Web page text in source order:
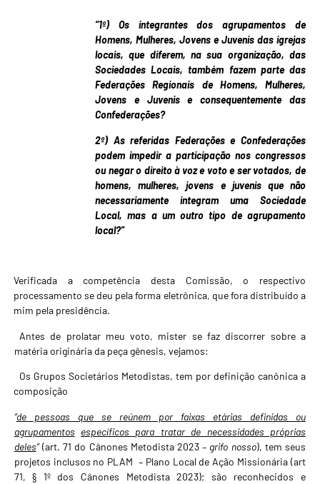
“1º) Os integrantes dos agrupamentos de
Homens, Mulheres, Jovens e Juvenis das igrejas
locais, que diferem, na sua organização, das
Sociedades Locais, também fazem parte das
Federações Regionais de Homens, Mulheres,
Jovens e Juvenis e consequentemente das
Confederações?
2º) As referidas Federações e Confederações
podem impedir a participação nos congressos
ou negar o direito à voz e voto e ser votados, de
homens, mulheres, jovens e juvenis que não
necessariamente integram uma Sociedade
Local, mas a um outro tipo de agrupamento
local?”
Verificada a competência desta Comissão, o respectivo
processamento se deu pela forma eletrônica, que fora distribuído a
mim pela presidência.
Antes de prolatar meu voto, mister se faz discorrer sobre a
matéria originária da peça gênesis, vejamos:
Os Grupos Societários Metodistas, tem por definição canônica a
composição
“de pessoas que se reúnem por faixas etárias definidas ou
agrupamentos específicos para tratar de necessidades próprias
deles”(art. 71 do Cânones Metodista 2023 – grifo nosso), tem seus
projetos inclusos no PLAM – Plano Local de Ação Missionária (art
71, § 1º dos Cânones Metodista 2023); são reconhecidos e